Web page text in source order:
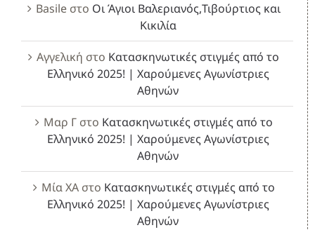
Basileστο Οι Άγιοι Βαλεριανός,Τιβούρτιος και
Κικιλία
Αγγελική στο Κατασκηνωτικές στιγμές από το
Ελληνικό 2025! | Χαρούμενες Αγωνίστριες
Αθηνών
Μαρ Γστο Κατασκηνωτικές στιγμές από το
Ελληνικό 2025! | Χαρούμενες Αγωνίστριες
Αθηνών
Μία ΧΑστο Κατασκηνωτικές στιγμές από το
Ελληνικό 2025! | Χαρούμενες Αγωνίστριες
Αθηνών